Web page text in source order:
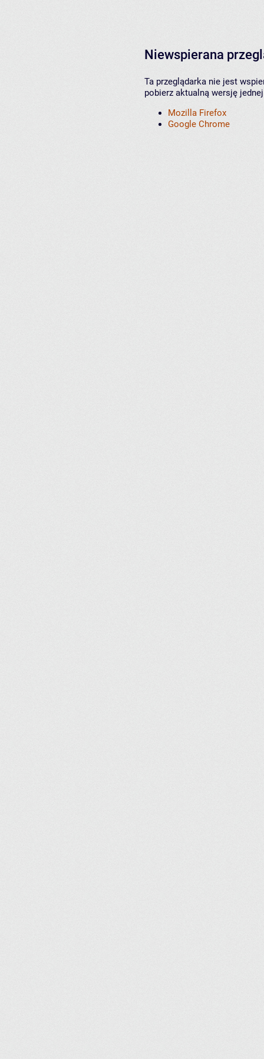
Niewspierana
Ta przeglądarka nie jest
pobierz aktualną wersję
Mozilla Firefox
Google Chrome